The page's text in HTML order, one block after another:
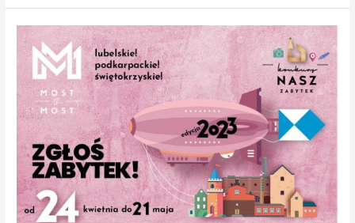
na rewaloryzację
Łubieńskich
w Kolanie